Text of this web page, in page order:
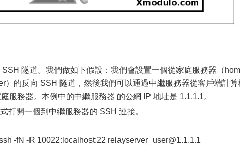
隧道。我們做如下假設：我們會設置一個從家庭服務器（
）的反向 SSH 隧道，然後我們可以通過中繼服務器從客戶端計算
服務器。本例中的中繼服務器 的公網 IP 地址是 1.1.1.1。
打開一個到中繼服務器的 SSH 連接。
-fN -R 10022:localhost:22 relayserver_user@1.1.1.1